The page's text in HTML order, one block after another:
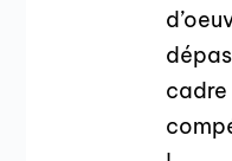
cadre